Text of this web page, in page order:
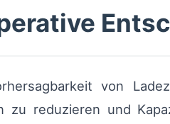
von
zu reduzieren und